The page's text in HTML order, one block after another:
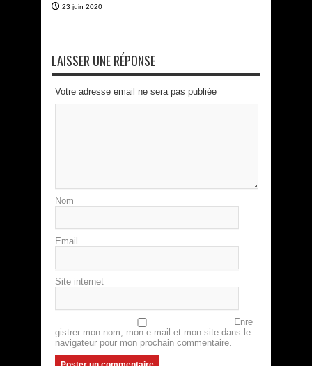
23 juin 2020
LAISSER UNE RÉPONSE
Votre adresse email ne sera pas publiée
Nom
Email
Site internet
Enre
gistrer mon nom, mon e-mail et mon site dans le
navigateur pour mon prochain commentaire.